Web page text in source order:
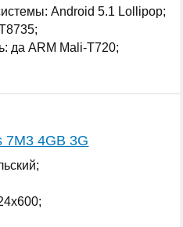
Android 5.1 Lollipop;
да ARM Mali-T720;
7M3 4GB 3G